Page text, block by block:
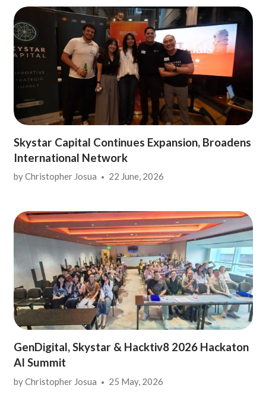
Skystar Capital Continues Expansion, Broadens
International Network
byChristopher Josua 22 June, 2026
GenDigital, Skystar & Hacktiv8 2026 Hackaton
AI Summit
byChristopher Josua 25 May, 2026